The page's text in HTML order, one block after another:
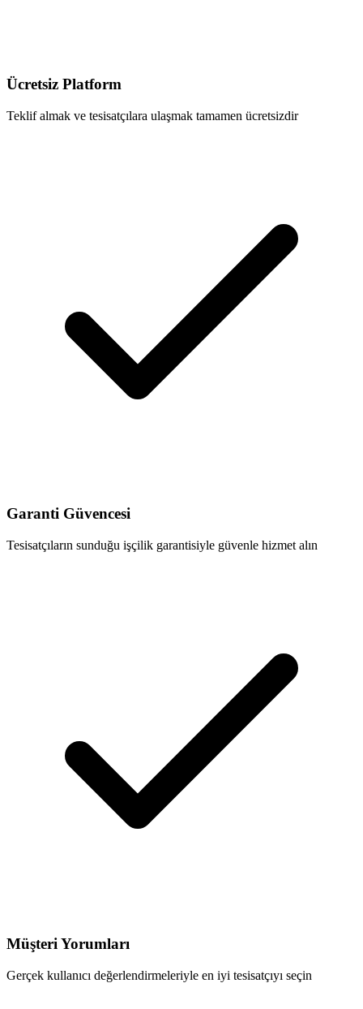
Ücretsiz Platform
Teklif almak ve tesisatçılara ulaşmak tamamen ücretsizdir
Garanti Güvencesi
Tesisatçıların sunduğu işçilik garantisiyle güvenle hizmet alın
Müşteri Yorumları
Gerçek kullanıcı değerlendirmeleriyle en iyi tesisatçıyı seçin